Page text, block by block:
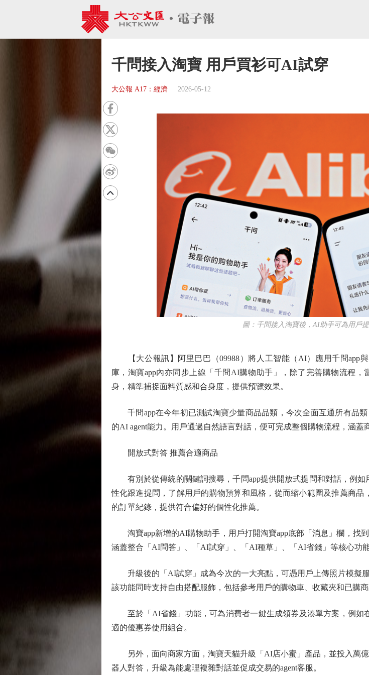
千問接入淘寶 用戶買衫可AI試穿
大公報 A17：經濟 2026-05-12
圖：千問接入淘寶後，AI助手可為用戶提
【大公報訊】阿里巴巴（09988）將人工智能（AI）應用千問app與
庫，淘寶app內亦同步上線「千問AI購物助手」，除了完善購物流程
身，精準捕捉面料質感和合身度，提供預覽效果。
千問app在今年初已測試淘寶少量商品品類，今次全面互通所有品
的AI agent能力。用戶通過自然語言對話，便可完成整個購物流程，涵蓋
開放式對答 推薦合適商品
有別於從傳統的關鍵詞搜尋，千問app提供開放式提問和對話，例如
性化跟進提問，了解用戶的購物預算和風格，從而縮小範圍及推薦商品
的訂單紀錄，提供符合偏好的個性化推薦。
淘寶app新增的AI購物助手，用戶打開淘寶app底部「消息」欄，找
涵蓋整合「AI問答」、「AI試穿」、「AI種草」、「AI省錢」等核心功能
升級後的「AI試穿」成為今次的一大亮點，可憑用戶上傳照片模擬服
該功能同時支持自由搭配服飾，包括參考用戶的購物車、收藏夾和已購
至於「AI省錢」功能，可為消費者一鍵生成領券及湊單方案，例如
適的優惠券使用組合。
另外，面向商家方面，淘寶天貓升級「AI店小蜜」產品，並投入萬億
器人對答，升級為能處理複雜對話並促成交易的agent客服。